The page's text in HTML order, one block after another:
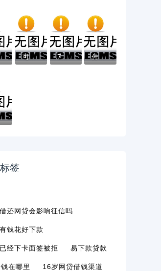
炮秒... 可以分36期的正规平台有哪些？超全盘点+避坑... 7天贷款的口子有哪些？这些渠道审批快、门槛... 什么借款口子好下款就选这8个1千元秒下700芝...
能放款...
签
还网贷会影响征信吗
钱花好下款
经下卡面签被拒 易下款贷款
在哪里 16岁网贷借钱渠道